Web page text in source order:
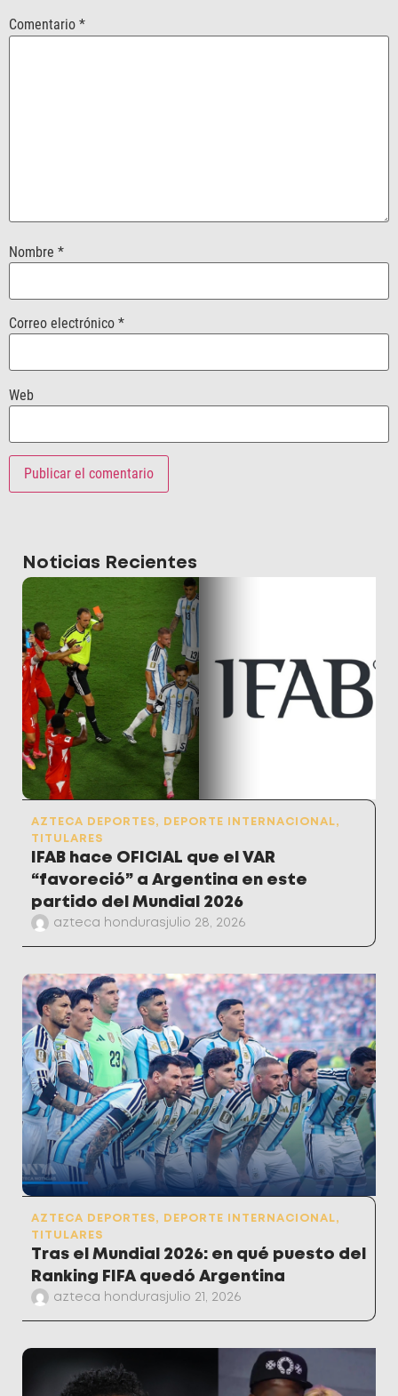
Comentario *
Nombre *
Correo electrónico *
Web
Noticias Recientes
AZTECA DEPORTES, DEPORTE INTERNACIONAL,
TITULARES
IFAB hace OFICIAL que el VAR
“favoreció” a Argentina en este
partido del Mundial 2026
azteca hondurasjulio 28, 2026
AZTECA DEPORTES, DEPORTE INTERNACIONAL,
TITULARES
Tras el Mundial 2026: en qué puesto del
Ranking FIFA quedó Argentina
azteca hondurasjulio 21, 2026